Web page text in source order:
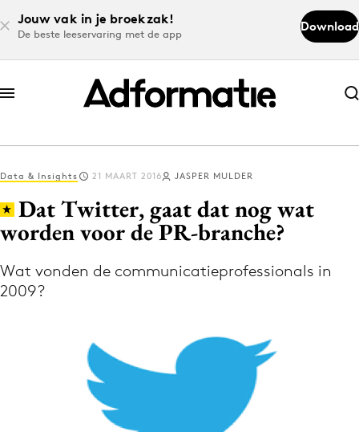
Jouw vak in je broekzak!
De beste leeservaring met de app
Download
Abonneer nu
Abonneer nu
Log in
Volg het laatste nieuws via de Adformatie
Data & Insights 21 MAART 2016 JASPER MULDER
Dat Twitter, gaat dat nog wat
worden voor de PR-branche?
Wat vonden de communicatieprofessionals in
2009?